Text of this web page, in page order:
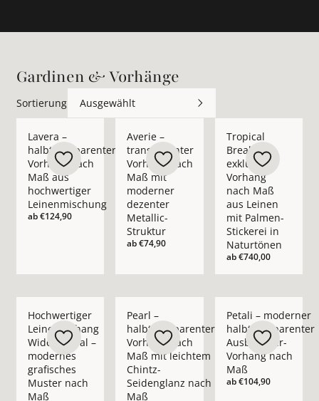
Gardinen & Vorhänge
Sortierung Ausgewählt
Lavera –
halbtransparenter
Vorhang nach
Maß aus
hochwertiger
Leinenmischung
ab€124,90
Averie –
transparenter
Vorhang nach
Maß mit
moderner
dezenter
Metallic-
Struktur
ab€74,90
Tropical
Break –
exklusiver
Vorhang
nach Maß
aus Leinen
mit Palmen-
Stickerei in
Naturtönen
ab€740,00
Hochwertiger
Leinenvorhang
Wide Appeal –
modernes
grafisches
Muster nach
Maß
Pearl –
halbtransparenter
Vorhang nach
Maß mit leichtem
Chintz-
Seidenglanz nach
Maß
Petali – moderner
halbtransparenter
Ausbrenner-
Vorhang nach
Maß
ab€104,90